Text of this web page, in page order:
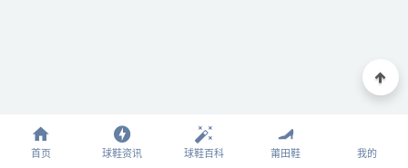
首页 球鞋资讯 球鞋百科 莆田鞋 我的